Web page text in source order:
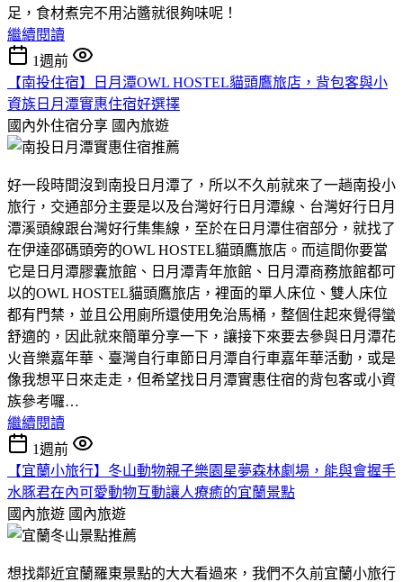
足，食材煮完不用沾醬就很夠味呢！
繼續閱讀
1週前
【南投住宿】日月潭OWL HOSTEL貓頭鷹旅店，背包客與小
資族日月潭實惠住宿好選擇
國內外住宿分享 國內旅遊
好一段時間沒到南投日月潭了，所以不久前就來了一趟南投小
旅行，交通部分主要是以及台灣好行日月潭線、台灣好行日月
潭溪頭線跟台灣好行集集線，至於在日月潭住宿部分，就找了
在伊達邵碼頭旁的OWL HOSTEL貓頭鷹旅店。而這間你要當
它是日月潭膠囊旅館、日月潭青年旅館、日月潭商務旅館都可
以的OWL HOSTEL貓頭鷹旅店，裡面的單人床位、雙人床位
都有門禁，並且公用廁所還使用免治馬桶，整個住起來覺得蠻
舒適的，因此就來簡單分享一下，讓接下來要去參與日月潭花
火音樂嘉年華、臺灣自行車節日月潭自行車嘉年華活動，或是
像我想平日來走走，但希望找日月潭實惠住宿的背包客或小資
族參考囉…
繼續閱讀
1週前
【宜蘭小旅行】冬山動物親子樂園星夢森林劇場，能與會握手
水豚君在內可愛動物互動讓人療癒的宜蘭景點
國內旅遊 國內旅遊
想找鄰近宜蘭羅東景點的大大看過來，我們不久前宜蘭小旅行